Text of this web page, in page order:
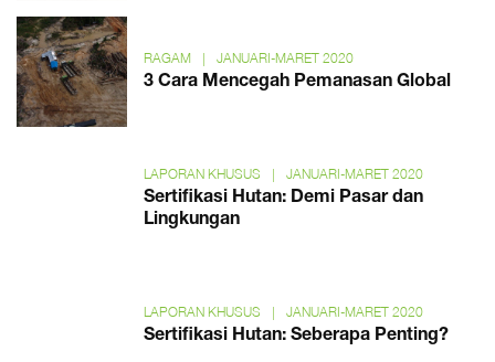
RAGAM | JANUARI-MARET 2020
3 Cara Mencegah Pemanasan Global
LAPORAN KHUSUS | JANUARI-MARET 2020
Sertifikasi Hutan: Demi Pasar dan
Lingkungan
LAPORAN KHUSUS | JANUARI-MARET 2020
Sertifikasi Hutan: Seberapa Penting?